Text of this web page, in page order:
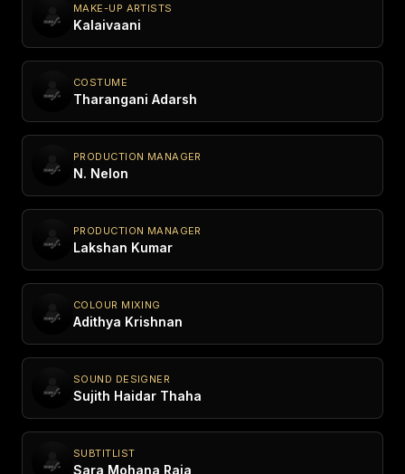
MAKE-UP ARTISTS
Kalaivaani
COSTUME
Tharangani Adarsh
PRODUCTION MANAGER
N. Nelon
PRODUCTION MANAGER
Lakshan Kumar
COLOUR MIXING
Adithya Krishnan
SOUND DESIGNER
Sujith Haidar Thaha
SUBTITLIST
Sara Mohana Raja